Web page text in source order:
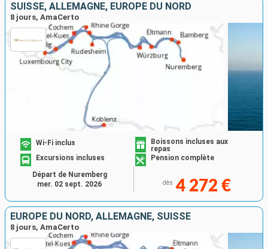
SUISSE, ALLEMAGNE, EUROPE DU NORD
8 jours, AmaCerto
Wi-Fi inclus
Boissons incluses aux
repas
Excursions incluses
Pension complète
dès 4 272 €
Départ de Nuremberg
mer. 02 sept. 2026
EUROPE DU NORD, ALLEMAGNE, SUISSE
8 jours, AmaCerto